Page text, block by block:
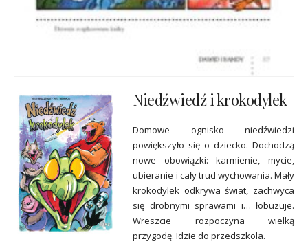
Niedźwiedź i krokodylek
Domowe ognisko niedźwiedzi
powiększyło się o dziecko. Dochodzą
nowe obowiązki: karmienie, mycie,
ubieranie i cały trud wychowania. Mały
krokodylek odkrywa świat, zachwyca
się drobnymi sprawami i… łobuzuje.
Wreszcie rozpoczyna wielką
przygodę. Idzie do przedszkola.